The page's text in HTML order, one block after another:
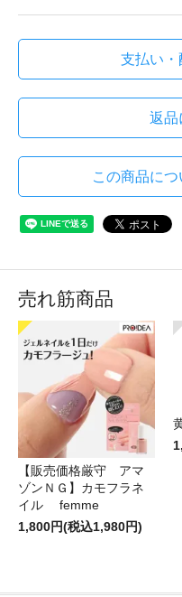
支払い・
返品
この商品に
売れ筋商品
【販売価格厳守 アマ
ゾンＮＧ】カモフラネ
イル femme
1,800円(税込1,980円)